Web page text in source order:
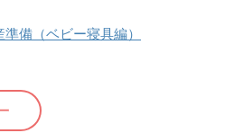
備（ベビー寝具編）